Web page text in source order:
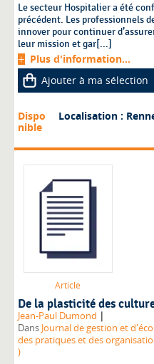
Le secteur Hospitalier a été
précédent. Les professionnels
innover pour continuer
leur mission et gar[...]
Plus d'information...
Ajouter à ma sélection
Dispo
nible
Localisation :
Article
De la plasticité des
Jean-Paul Dumond |
Dans Journal de gestion et
des pratiques et des
)